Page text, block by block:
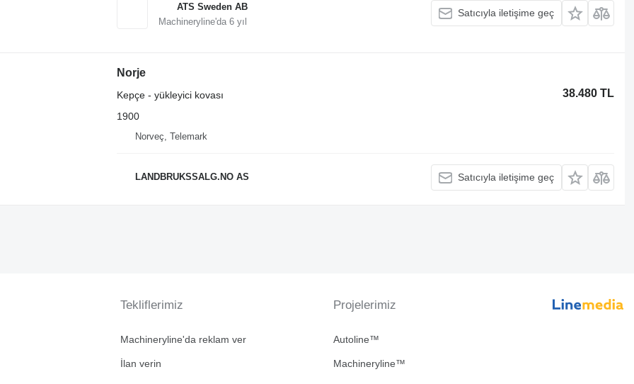
ATS Sweden AB
Machineryline'da 6yıl
Satıcıyla iletişime geç
Norje
38.480 TL
Kepçe - yükleyici kovası
1900
Norveç, Telemark
LANDBRUKSSALG.NO AS Satıcıyla iletişime geç
Tekliflerimiz
Machineryline'da reklam ver
İlan verin
Projelerimiz
Autoline™
Machineryline™